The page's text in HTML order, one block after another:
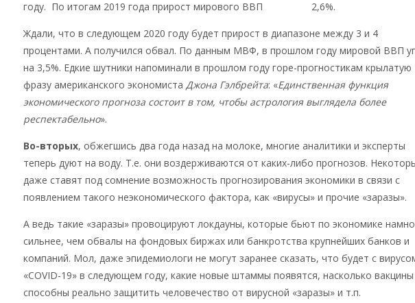
году. По итогам 2019 года прирост мирового ВВП
2,6%.
Ждали, что в следующем 2020 году будет прирост в диапазоне между 3 и 4
процентами. А получился обвал. По данным МВФ, в прошлом году мировой ВВП
на 3,5%. Едкие шутники напоминали в прошлом году горе-прогностикам крылатую
фразу американского экономистаДжона Гэлбрейта: «Единственная функция
экономического прогноза состоит в том, чтобы астрология выглядела более
респектабельно».
Во-вторых, обжегшись два года назад на молоке, многие аналитики и эксперты
теперь дуют на воду. Т.е. они воздерживаются от каких-либо прогнозов.
даже ставят под сомнение возможность прогнозирования экономики в связи с
появлением такого неэкономического фактора, как «вирусы» и прочие «заразы».
А ведь такие «заразы» провоцируют локдауны, которые бьют по экономике
сильнее, чем обвалы на фондовых биржах или банкротства крупнейших банков и
компаний. Мол, даже эпидемиологи не могут заранее сказать, что будет с
«COVID-19» в следующем году, какие новые штаммы появятся, насколько вакцины
способны реально защитить человечество от вирусной «заразы» и т.п.